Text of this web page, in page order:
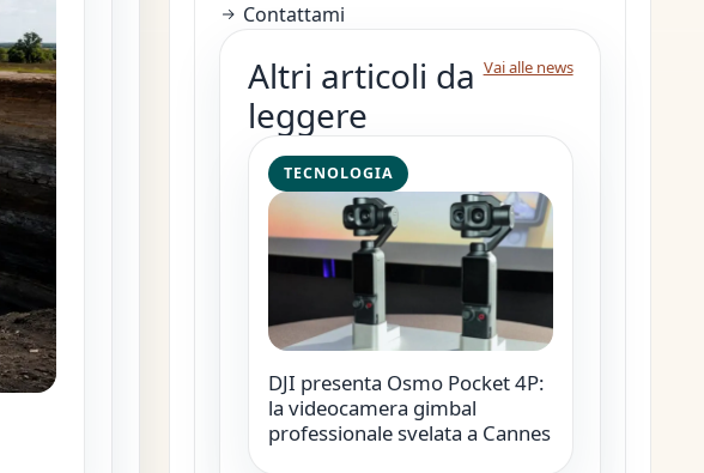
Contattami
Altri articoli da
leggere
Vai alle news
TECNOLOGIA
DJI presenta Osmo Pocket 4P:
la videocamera gimbal
professionale svelata a Cannes